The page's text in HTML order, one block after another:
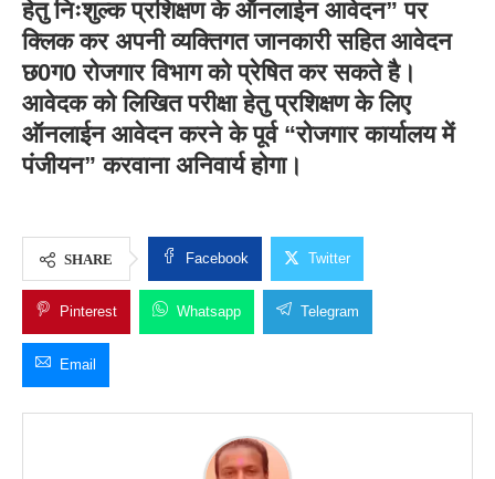
हेतु निःशुल्क प्रशिक्षण के ऑनलाईन आवेदन” पर
क्लिक कर अपनी व्यक्तिगत जानकारी सहित आवेदन
छ0ग0 रोजगार विभाग को प्रेषित कर सकते है।
आवेदक को लिखित परीक्षा हेतु प्रशिक्षण के लिए
ऑनलाईन आवेदन करने के पूर्व “रोजगार कार्यालय में
पंजीयन” करवाना अनिवार्य होगा।
SHARE Facebook Twitter
Pinterest Whatsapp Telegram
Email